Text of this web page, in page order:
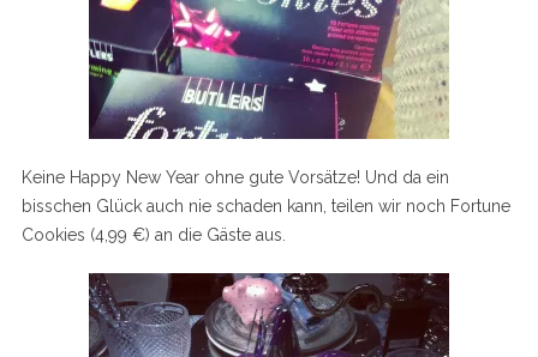
Keine Happy New Year ohne gute Vorsätze! Und da ein
bisschen Glück auch nie schaden kann, teilen wir noch Fortune
Cookies (4,99 €) an die Gäste aus.